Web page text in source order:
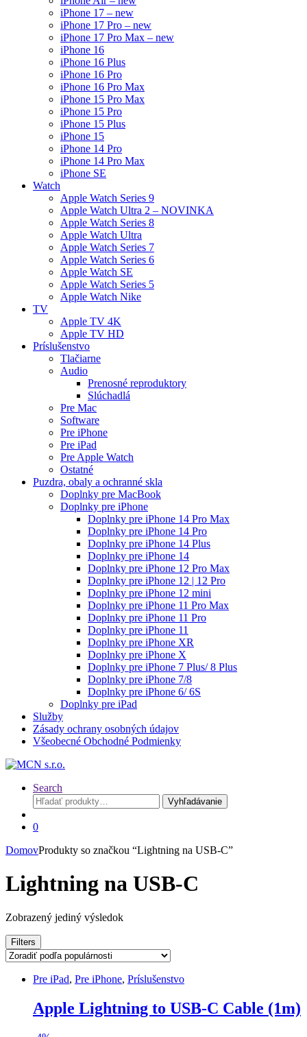
iPhone 17 – new
iPhone 17 Pro – new
iPhone 17 Pro Max – new
iPhone 16
iPhone 16 Plus
iPhone 16 Pro
iPhone 16 Pro Max
iPhone 15 Pro Max
iPhone 15 Pro
iPhone 15 Plus
iPhone 15
iPhone 14 Pro
iPhone 14 Pro Max
iPhone SE
Watch
Apple Watch Series 9
Apple Watch Ultra 2 – NOVINKA
Apple Watch Series 8
Apple Watch Ultra
Apple Watch Series 7
Apple Watch Series 6
Apple Watch SE
Apple Watch Series 5
Apple Watch Nike
TV
Apple TV 4K
Apple TV HD
Príslušenstvo
Tlačiarne
Audio
Prenosné reproduktory
Slúchadlá
Pre Mac
Software
Pre iPhone
Pre iPad
Pre Apple Watch
Ostatné
Puzdra, obaly a ochranné skla
Doplnky pre MacBook
Doplnky pre iPhone
Doplnky pre iPhone 14 Pro Max
Doplnky pre iPhone 14 Pro
Doplnky pre iPhone 14 Plus
Doplnky pre iPhone 14
Doplnky pre iPhone 12 Pro Max
Doplnky pre iPhone 12 | 12 Pro
Doplnky pre iPhone 12 mini
Doplnky pre iPhone 11 Pro Max
Doplnky pre iPhone 11 Pro
Doplnky pre iPhone 11
Doplnky pre iPhone XR
Doplnky pre iPhone X
Doplnky pre iPhone 7 Plus/ 8 Plus
Doplnky pre iPhone 7/8
Doplnky pre iPhone 6/ 6S
Doplnky pre iPad
Služby
Zásady ochrany osobných údajov
Všeobecné Obchodné Podmienky
Search
Hľadať:
Vyhľadávanie
0
DomovProdukty so značkou “Lightning na USB-C”
Lightning na USB-C
Zobrazený jediný výsledok
Filters
Pre iPad, Pre iPhone, Príslušenstvo
Apple Lightning to USB-C Cable (1m)